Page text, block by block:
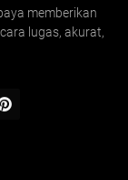
memberikan
lugas, akurat,